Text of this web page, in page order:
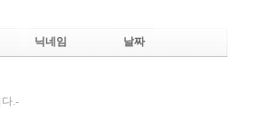
닉네임 날짜
.-